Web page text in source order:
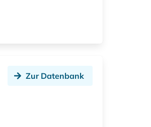
Zur Datenbank